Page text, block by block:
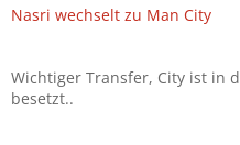
Nasri wechselt zu Man City
Wichtiger Transfer, City ist in
besetzt..